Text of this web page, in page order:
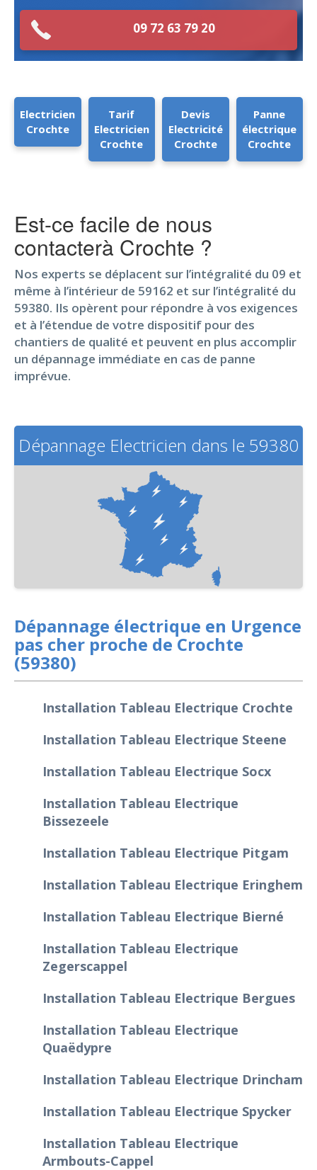
09 72 63 79 20
Electricien
Crochte
Tarif
Electricien
Crochte
Devis
Electricité
Crochte
Panne
électrique
Crochte
Est-ce facile de nous
contacterà Crochte ?
Nos experts se déplacent sur l’intégralité du 09 et
même à l’intérieur de 59162 et sur l’intégralité du
59380. Ils opèrent pour répondre à vos exigences
et à l’étendue de votre dispositif pour des
chantiers de qualité et peuvent en plus accomplir
un dépannage immédiate en cas de panne
imprévue.
Dépannage Electricien dans le 59380
Dépannage électrique en Urgence
pas cher proche de Crochte
(59380)
Installation Tableau Electrique Crochte
Installation Tableau Electrique Steene
Installation Tableau Electrique Socx
Installation Tableau Electrique
Bissezeele
Installation Tableau Electrique Pitgam
Installation Tableau Electrique Eringhem
Installation Tableau Electrique Bierné
Installation Tableau Electrique
Zegerscappel
Installation Tableau Electrique Bergues
Installation Tableau Electrique
Quaëdypre
Installation Tableau Electrique Drincham
Installation Tableau Electrique Spycker
Installation Tableau Electrique
Armbouts-Cappel